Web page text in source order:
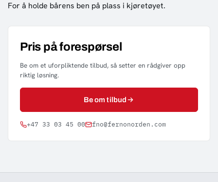
For å holde bårens ben på plass i kjøretøyet.
Pris på forespørsel
Be om et uforpliktende tilbud, så setter en rådgiver opp
riktig løsning.
Be om tilbud
+47 33 03 45 00 fno@fernonorden.com